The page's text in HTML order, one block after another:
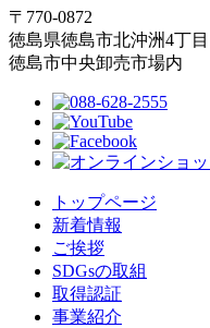
〒770-0872
徳島県徳島市北沖洲4丁
徳島市中央卸売市場内
トップページ
新着情報
ご挨拶
SDGsの取組
取得認証
事業紹介